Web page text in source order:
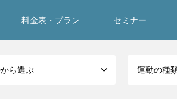
料金表・プラン セミナー
ら選ぶ 運動の種